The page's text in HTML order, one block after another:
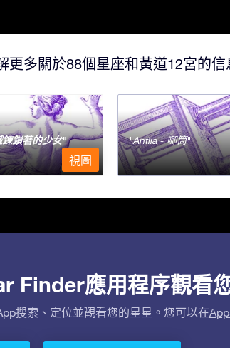
更多關於88個星座和黃道12宮的信
鎖著的少女
視圖
Antlia - 唧筒
Finder應用程序觀看
搜索、定位並觀看您的星星。您可以在